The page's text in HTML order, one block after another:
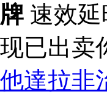
牌 速效
现已出卖
他達拉非